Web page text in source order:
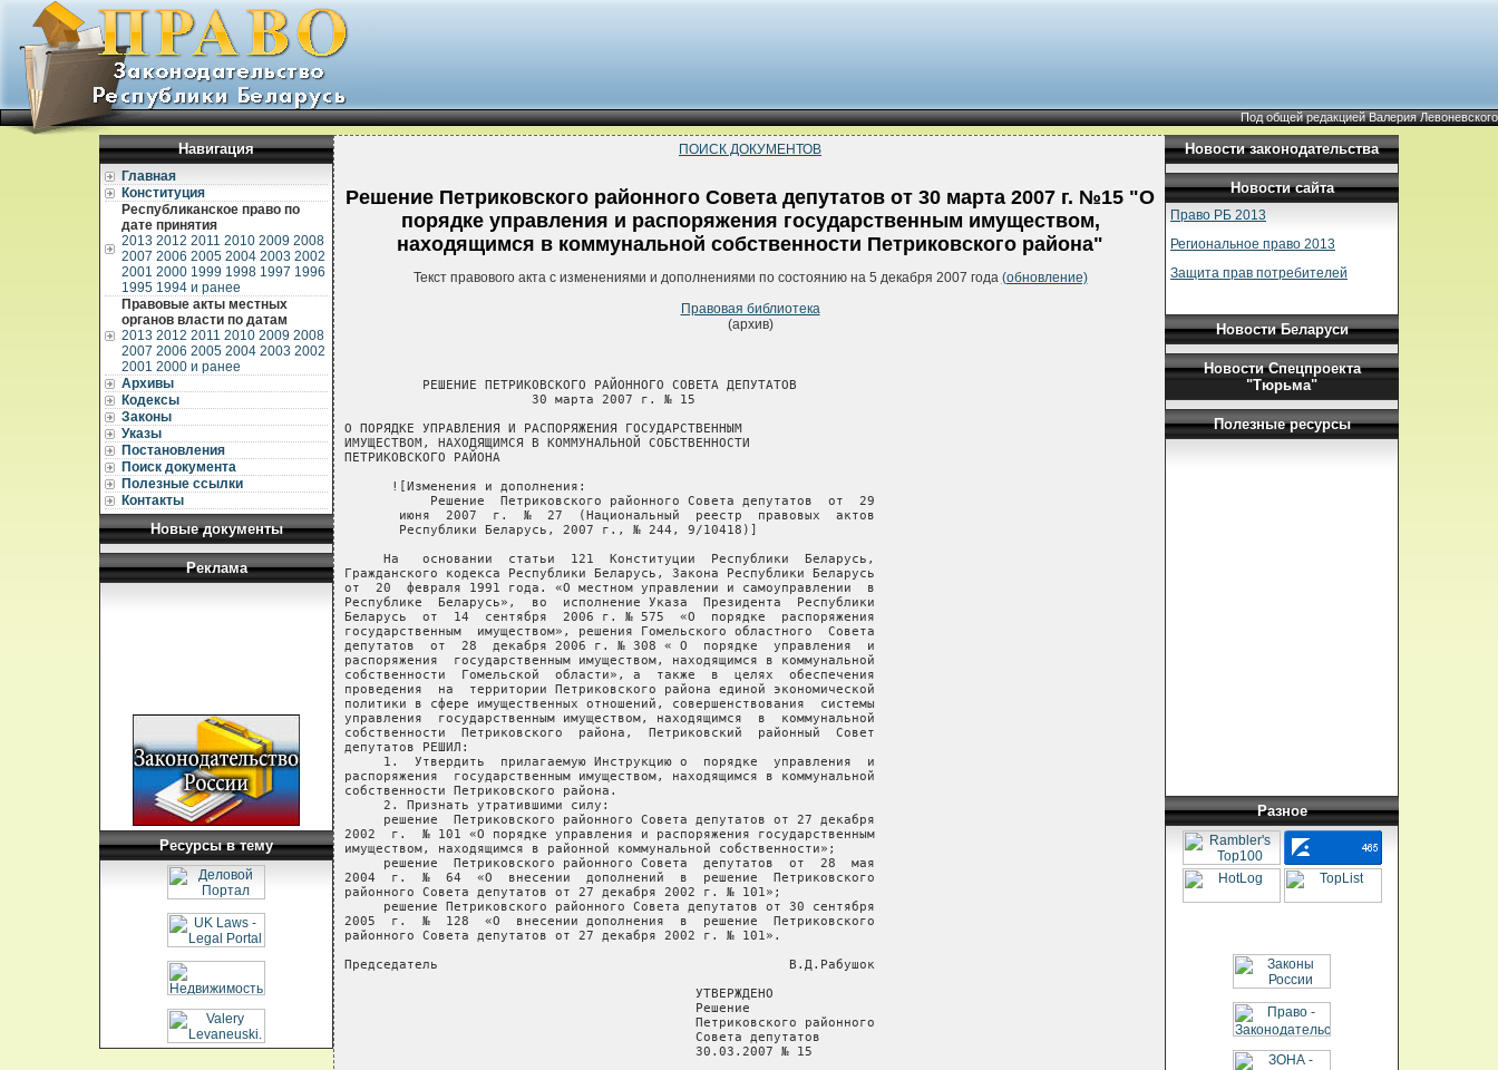
Под общей редакцией Валерия Левоневского
Навигация
Главная
Конституция
Республиканское право по
дате принятия
2013 2012 2011 2010 2009 2008
2007 2006 2005 2004 2003 2002
2001 2000 1999 1998 1997 1996
1995 1994 и ранее
Правовые акты местных
органов власти по датам
2013 2012 2011 2010 2009 2008
2007 2006 2005 2004 2003 2002
2001 2000 и ранее
Архивы
Кодексы
Законы
Указы
Постановления
Поиск документа
Полезные ссылки
Контакты
Новые документы
Реклама
Ресурсы в тему
ПОИСК ДОКУМЕНТОВ
Решение Петриковского районного Совета депутатов от 30 марта 2007 г. №15 "О
порядке управления и распоряжения государственным имуществом,
находящимся в коммунальной собственности Петриковского района"
Текст правового акта с изменениями и дополнениями по состоянию на 5 декабря 2007 года (обновление)
Правовая библиотека
(архив)
          РЕШЕНИЕ ПЕТРИКОВСКОГО РАЙОННОГО СОВЕТА ДЕПУТАТОВ
                        30 марта 2007 г. № 15
О ПОРЯДКЕ УПРАВЛЕНИЯ И РАСПОРЯЖЕНИЯ ГОСУДАРСТВЕННЫМ
ИМУЩЕСТВОМ, НАХОДЯЩИМСЯ В КОММУНАЛЬНОЙ СОБСТВЕННОСТИ
ПЕТРИКОВСКОГО РАЙОНА
      ![Изменения и дополнения:
           Решение  Петриковского районного Совета депутатов  от  29
       июня  2007  г.  №  27  (Национальный  реестр  правовых  актов
       Республики Беларусь, 2007 г., № 244, 9/10418)]
     На   основании  статьи  121  Конституции  Республики  Беларусь,
Гражданского кодекса Республики Беларусь, Закона Республики Беларусь
от  20  февраля 1991 года. «О местном управлении и самоуправлении  в
Республике  Беларусь»,  во  исполнение Указа  Президента  Республики
Беларусь  от  14  сентября  2006 г. № 575  «О  порядке  распоряжения
государственным  имуществом», решения Гомельского областного  Совета
депутатов  от  28  декабря 2006 г. № 308 « О  порядке  управления  и
распоряжения  государственным имуществом, находящимся в коммунальной
собственности  Гомельской  области», а  также  в  целях  обеспечения
проведения  на  территории Петриковского района единой экономической
политики в сфере имущественных отношений, совершенствования  системы
управления  государственным имуществом, находящимся  в  коммунальной
собственности  Петриковского  района,  Петриковский  районный  Совет
депутатов РЕШИЛ:
     1.  Утвердить  прилагаемую Инструкцию о  порядке  управления  и
распоряжения  государственным имуществом, находящимся в коммунальной
собственности Петриковского района.
     2. Признать утратившими силу:
     решение  Петриковского районного Совета депутатов от 27 декабря
2002  г.  № 101 «О порядке управления и распоряжения государственным
имуществом, находящимся в районной коммунальной собственности»;
     решение  Петриковского районного Совета  депутатов  от  28  мая
2004  г.  №  64  «О  внесении  дополнений  в  решение  Петриковского
районного Совета депутатов от 27 декабря 2002 г. № 101»;
     решение Петриковского районного Совета депутатов от 30 сентября
2005  г.  №  128  «О  внесении дополнения  в  решение  Петриковского
районного Совета депутатов от 27 декабря 2002 г. № 101».
Председатель                                             В.Д.Рабушок
                                             УТВЕРЖДЕНО
                                             Решение
                                             Петриковского районного
                                             Совета депутатов
                                             30.03.2007 № 15
Новости законодательства
Новости сайта
Право РБ 2013
Региональное право 2013
Защита прав потребителей
Новости Беларуси
Новости Спецпроекта
"Тюрьма"
Полезные ресурсы
Разное